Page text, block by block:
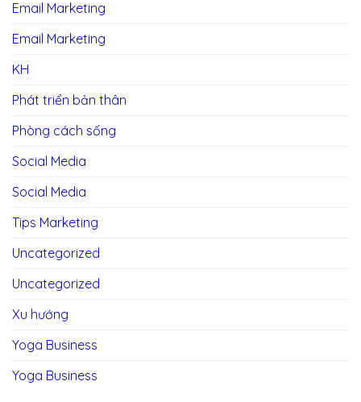
Email Marketing
Email Marketing
KH
Phát triển bản thân
Phòng cách sống
Social Media
Social Media
Tips Marketing
Uncategorized
Uncategorized
Xu hướng
Yoga Business
Yoga Business